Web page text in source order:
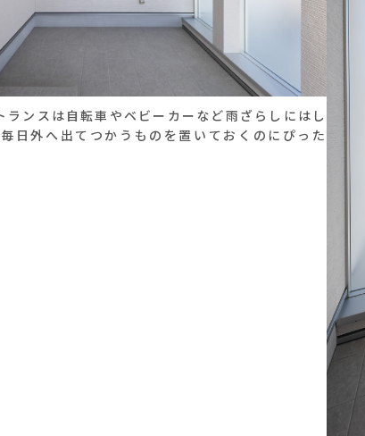
ンスは自転車やベビーカーなど雨ざらしにはし
日外へ出てつかうものを置いておくのにぴった